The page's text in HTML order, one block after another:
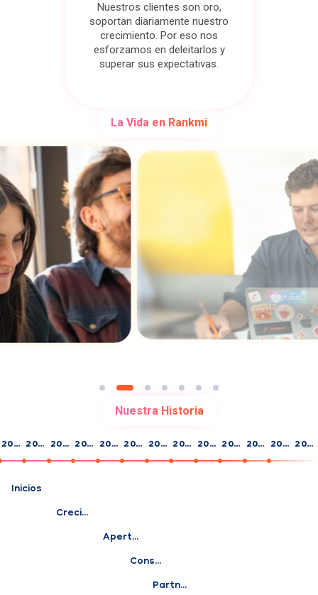
Nuestros clientes son oro,
soportan diariamente nuestro
crecimiento. Por eso nos
esforzamos en deleitarlos y
superar sus expectativas.
La Vida en Rankmi
Nuestra Historia
2014 2015 2016 2017 2018 2019 2020 2021 2022 2023 2024 2025 2026
Inicios
Crecimiento y consolidación
Apertura internacional
Consolidación en México
Partners estratégicos